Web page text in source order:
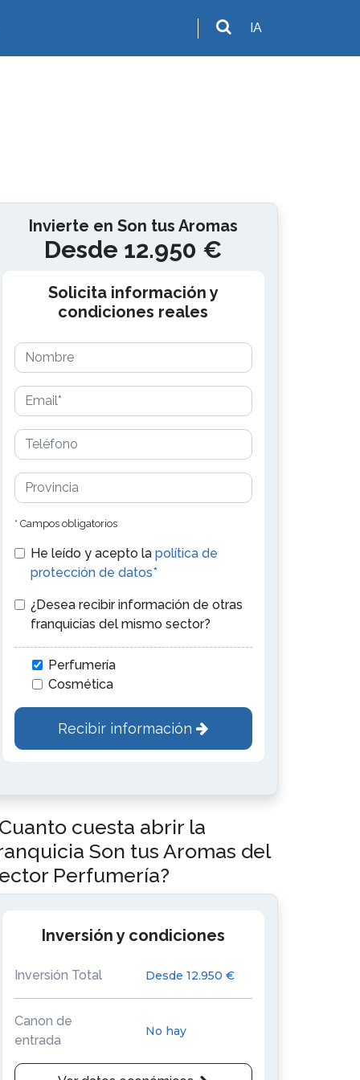
IA
Invierte en Son tus Aromas
Desde 12.950 €
Solicita información y
condiciones reales
* Campos obligatorios
He leído y acepto la política de
protección de datos*
¿Desea recibir información de otras
franquicias del mismo sector?
Perfumería
Cosmética
Recibir información
cuesta abrir la
Son tus Aromas del
Perfumería?
Inversión y condiciones
Inversión Total Desde 12.950 €
Canon de
entrada
No hay